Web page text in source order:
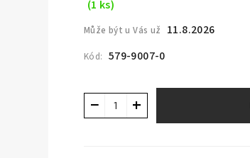
(1 ks)
Může být u Vás už 11.8.2026
Kód: 579-9007-0
+
−